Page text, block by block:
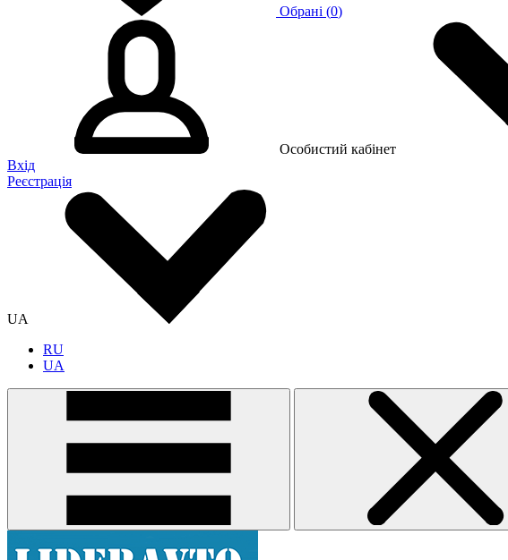
Обрані (0)
Особистий кабінет
Вхід
Реєстрація
UA
RU
UA